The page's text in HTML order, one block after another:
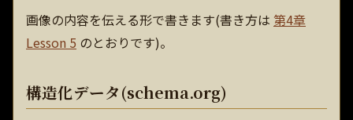
画像の内容を伝える形で書きます(書き方は 第4章
Lesson 5 のとおりです)。
構造化データ(schema.org)